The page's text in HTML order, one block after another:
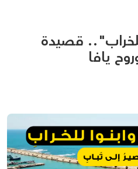
خبر
قصيدة
يافا